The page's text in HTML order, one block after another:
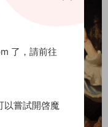
了，請前往
以嘗試開啓魔